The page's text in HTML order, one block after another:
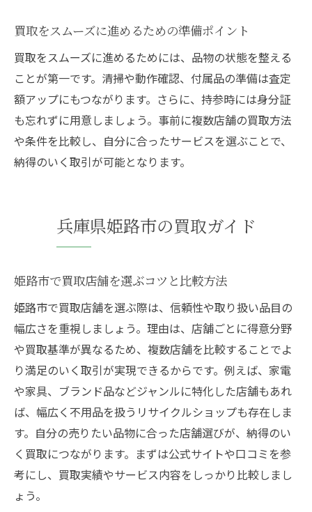
買取対象商品とNGアイテムの見分け方
リサイクルショップ選びのチェックポイン
ト
査定額アップを目指すためのポイント
リサイクルショップ利用時の疑問を解決
姫路市で買取を利用する前に知っておきたいこ
と
査定基準や買取不可商品の特徴を解説
リサイクルショップの利用手順と流れ
高価買取を目指すための事前準備とは
買取利用でトラブルを防ぐための対策
買取をスムーズに進めるための準備ポイント
買取をスムーズに進めるためには、品物の状態を整える
ことが第一です。清掃や動作確認、付属品の準備は査定
額アップにもつながります。さらに、持参時には身分証
も忘れずに用意しましょう。事前に複数店舗の買取方法
や条件を比較し、自分に合ったサービスを選ぶことで、
納得のいく取引が可能となります。
兵庫県姫路市の買取ガイド
姫路市で買取店舗を選ぶコツと比較方法
姫路市で買取店舗を選ぶ際は、信頼性や取り扱い品目の
幅広さを重視しましょう。理由は、店舗ごとに得意分野
や買取基準が異なるため、複数店舗を比較することでよ
り満足のいく取引が実現できるからです。例えば、家電
や家具、ブランド品などジャンルに特化した店舗もあれ
ば、幅広く不用品を扱うリサイクルショップも存在しま
す。自分の売りたい品物に合った店舗選びが、納得のい
く買取につながります。まずは公式サイトや口コミを参
考にし、買取実績やサービス内容をしっかり比較しまし
ょう。